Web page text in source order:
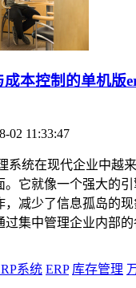
成本控制的单机版
02 11:33:47
系统在现代企业中越
。它就像一个强大的
，减少了信息孤岛的
过集中管理企业内部
系统 ERP 库存管理